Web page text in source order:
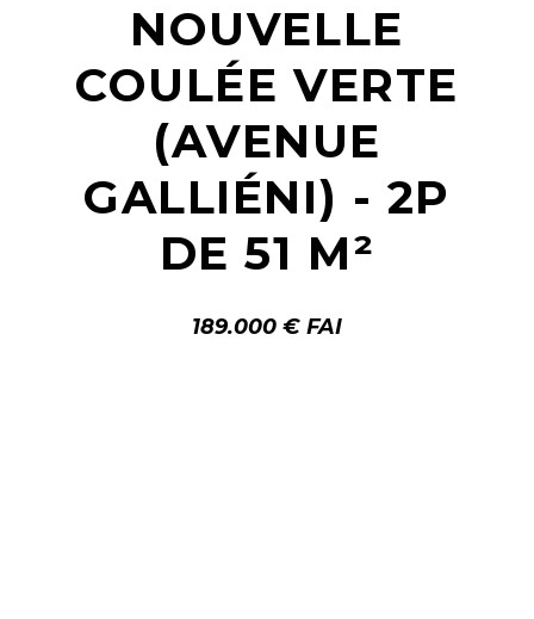
NOUVELLE
COULÉE VERTE
(AVENUE
GALLIÉNI) - 2P
DE 51 M²
189.000 € FAI